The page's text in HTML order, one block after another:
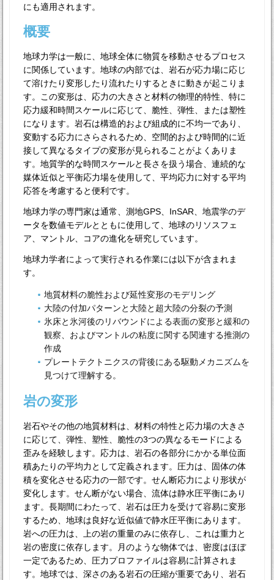
にも適用されます。
概要
地球力学は一般に、地球全体に物質を移動させるプロセス
に関係しています。地球の内部では、岩石が応力場に応じ
て溶けたり変形したり流れたりするときに動きが起こりま
す。この変形は、応力の大きさと材料の物理的特性、特に
応力緩和時間スケールに応じて、脆性、弾性、または塑性
になります。岩石は構造的および組成的に不均一であり、
変動する応力にさらされるため、空間的および時間的に近
接して異なるタイプの変形が見られることがよくありま
す。地質学的な時間スケールと長さを扱う場合、連続的な
媒体近似と平衡応力場を使用して、平均応力に対する平均
応答を考慮すると便利です。
地球力学の専門家は通常、測地GPS、InSAR、地震学のデ
ータを数値モデルとともに使用して、地球のリソスフェ
ア、マントル、コアの進化を研究しています。
地球力学者によって実行される作業には以下が含まれま
す。
地質材料の脆性および延性変形のモデリング
大陸の付加パターンと大陸と超大陸の分裂の予測
氷床と氷河後のリバウンドによる表面の変形と緩和の
観察、およびマントルの粘度に関する関連する推測の
作成
プレートテクトニクスの背後にある駆動メカニズムを
見つけて理解する。
岩の変形
岩石やその他の地質材料は、材料の特性と応力場の大きさ
に応じて、弾性、塑性、脆性の3つの異なるモードによる
歪みを経験します。応力は、岩石の各部分にかかる単位面
積あたりの平均力として定義されます。圧力は、固体の体
積を変化させる応力の一部です。せん断応力により形状が
変化します。せん断がない場合、流体は静水圧平衡にあり
ます。長期間にわたって、岩石は圧力を受けて容易に変形
するため、地球は良好な近似値で静水圧平衡にあります。
岩への圧力は、上の岩の重量のみに依存し、これは重力と
岩の密度に依存します。月のような物体では、密度はほぼ
一定であるため、圧力プロファイルは容易に計算されま
す。地球では、深さのある岩石の圧縮が重要であり、岩石